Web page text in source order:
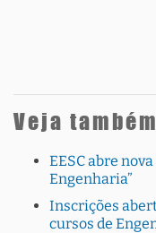
Veja também
EESC abre
Engenharia”
Inscrições
cursos de